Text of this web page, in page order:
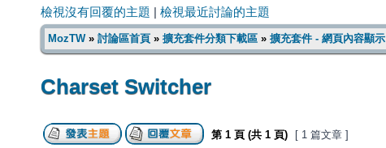
檢視沒有回覆的主題 檢視最近討論的主題
MozTW» 討論區首頁 » 擴充套件分類下載區 » 擴充套件 - 網頁內容顯示
Charset Switcher
第 1 頁 (共 1 頁) [ 1 篇文章 ]